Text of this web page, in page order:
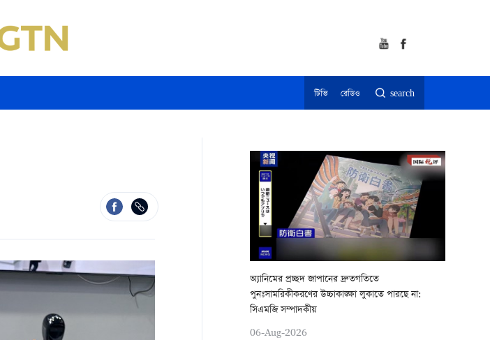
টিভি রেডিও search
অ্যানিমের প্রচ্ছদ জাপানের দ্রুতগতিতে
পুনঃসামরিকীকরণের উচ্চাকাঙ্ক্ষা লুকাতে পারছে না:
সিএমজি সম্পাদকীয়
06-Aug-2026